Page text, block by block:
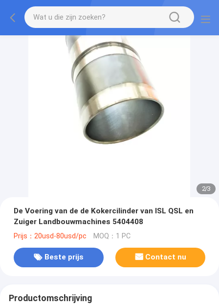
2/3
De Voering van de de Kokercilinder van ISL QSL en
Zuiger Landbouwmachines 5404408
Prijs：20usd-80usd/pc MOQ：1 PC
Beste prijs Contact nu
Productomschrijving